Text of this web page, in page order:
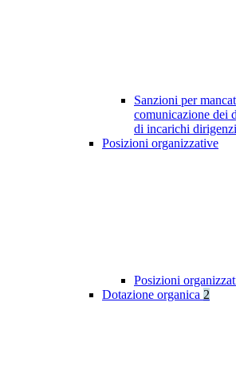
Sanzioni per
comunicazione dei
di incarichi
Posizioni organizzative
Posizioni
Dotazione organica 2